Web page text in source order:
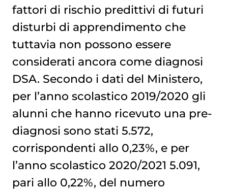
fattori di rischio predittivi di futuri
disturbi di apprendimento che
tuttavia non possono essere
considerati ancora come diagnosi
DSA. Secondo i dati del Ministero,
per l’anno scolastico 2019/2020 gli
alunni che hanno ricevuto una pre-
diagnosi sono stati 5.572,
corrispondenti allo 0,23%, e per
l’anno scolastico 2020/2021 5.091,
pari allo 0,22%, del numero